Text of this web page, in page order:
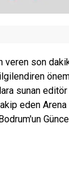
veren son
sunan editör
eden